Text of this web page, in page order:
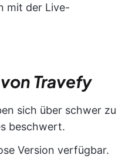
mit der Live-
Travefy
sich über schwer zu
beschwert.
Version verfügbar.